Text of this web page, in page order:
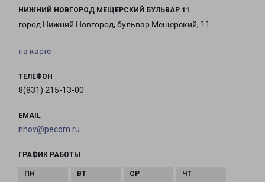
НИЖНИЙ НОВГОРОД МЕЩЕРСКИЙ БУЛЬВАР 11
город Нижний Новгород, бульвар Мещерский, 11
на карте
ТЕЛЕФОН
8(831) 215-13-00
EMAIL
nnov@pecom.ru
ГРАФИК РАБОТЫ